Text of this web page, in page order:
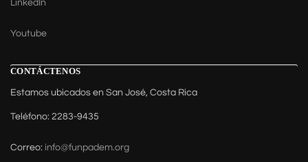
LinkedIn
Youtube
CONTÁCTENOS
Estamos ubicados en San José, Costa Rica
Teléfono: 2283-9435
Correo: info@funpadem.org